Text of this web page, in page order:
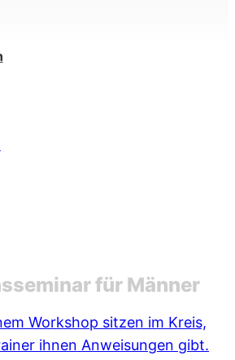
für Männer